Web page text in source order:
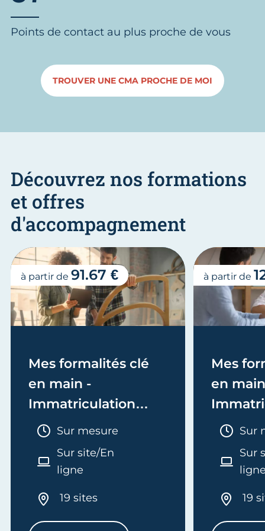
Points de contact au plus proche de vous
TROUVER UNE CMA PROCHE DE MOI
Découvrez nos formations
et offres
d'accompagnement
Mes formalités clé
en main -
Immatriculation
(EI/Micro-entreprise
Durée :
Sur mesure
Sur site/En
ligne
19 sites
à partir de 91.67 €
Mes
en
Sur
Sur
19
à partir de